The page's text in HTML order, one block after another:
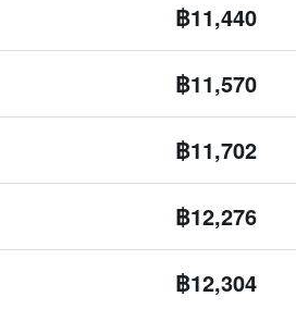
฿11,440
฿11,570
฿11,702
฿12,276
฿12,304